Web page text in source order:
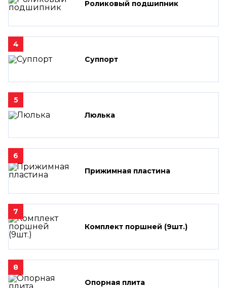
Роликовый подшипник
4
Суппорт
5
Люлька
6
Прижимная пластина
7
Комплект поршней (9шт.)
8
Опорная плита